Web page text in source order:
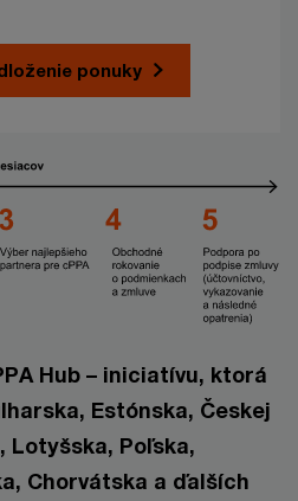
ponuky
Hub – iniciatívu, ktorá
Estónska, Českej
Lotyšska, Poľska,
Chorvátska a ďalších